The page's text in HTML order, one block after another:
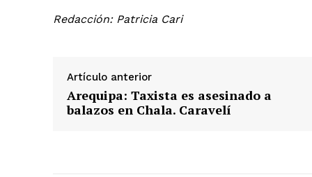
Redacción: Patricia Cari
Artículo anterior
Arequipa: Taxista es asesinado a
balazos en Chala. Caravelí